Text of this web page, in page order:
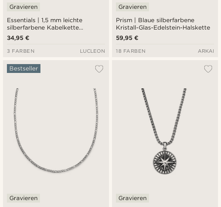
Essentials | 1,5 mm leichte
silberfarbene Kabelkette
Halskette
Gravieren
34,95 €
3 FARBEN LUCLEON
Prism | Blaue silberfarbene
Kristall-Glas-Edelstein-Halskette
Gravieren
59,95 €
18 FARBEN ARKAI
Bestseller
Gravieren Gravieren